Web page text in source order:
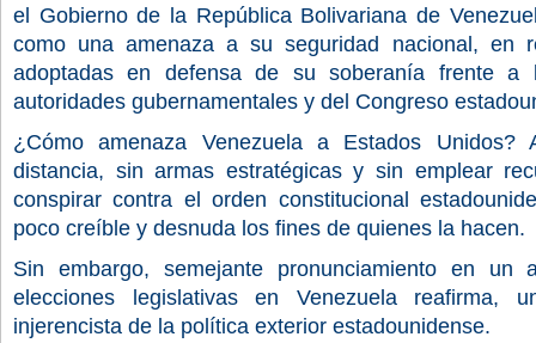
el Gobierno de la República Bolivariana de
como una amenaza a su seguridad nacional, en
adoptadas en defensa de su soberanía frente a
autoridades gubernamentales y del Congreso
¿Cómo amenaza Venezuela a Estados
distancia, sin armas estratégicas y sin emplear
conspirar contra el orden constitucional
poco creíble y desnuda los fines de quienes la hacen.
Sin embargo, semejante pronunciamiento en
elecciones legislativas en Venezuela reafirma,
injerencista de la política exterior estadounidense.